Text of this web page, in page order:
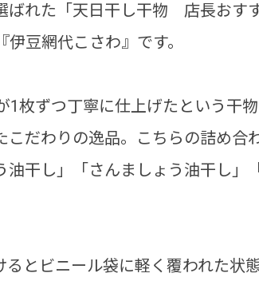
ばれた「天日干し干物 店長おす
豆網代こさわ』です。
1枚ずつ丁寧に仕上げたという干
だわりの逸品。こちらの詰め合
油干し」「さんましょう油干し」
とビニール袋に軽く覆われた状